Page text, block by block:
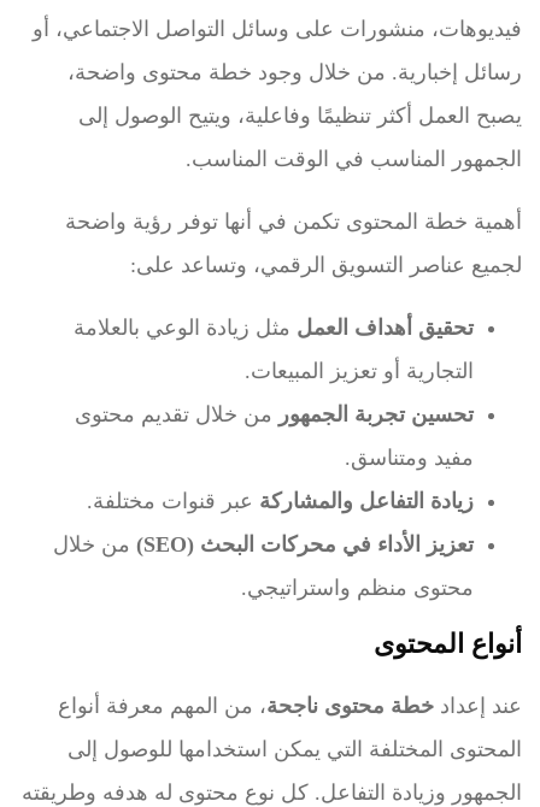
فيديوهات، منشورات على وسائل التواصل الاجتماعي، أو
رسائل إخبارية. من خلال وجود خطة محتوى واضحة،
يصبح العمل أكثر تنظيمًا وفاعلية، ويتيح الوصول إلى
الجمهور المناسب في الوقت المناسب.
أهمية خطة المحتوى تكمن في أنها توفر رؤية واضحة
لجميع عناصر التسويق الرقمي، وتساعد على:
تحقيق أهداف العمل مثل زيادة الوعي بالعلامة
التجارية أو تعزيز المبيعات.
تحسين تجربة الجمهور من خلال تقديم محتوى
مفيد ومتناسق.
زيادة التفاعل والمشاركة عبر قنوات مختلفة.
تعزيز الأداء في محركات البحث (SEO)
من خلال
محتوى منظم واستراتيجي.
أنواع المحتوى
عند إعداد خطة محتوى ناجحة، من المهم معرفة أنواع
المحتوى المختلفة التي يمكن استخدامها للوصول إلى
الجمهور وزيادة التفاعل. كل نوع محتوى له هدفه وطريقته